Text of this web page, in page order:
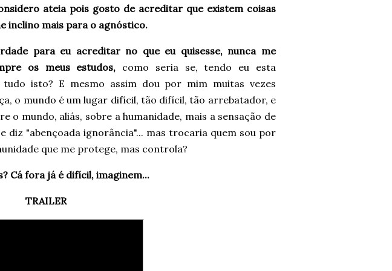
ateia pois gosto de acreditar que existem coisas
inclino mais para o agnóstico.
para eu acreditar no que eu quisesse, nunca me
os meus estudos, como seria se, tendo eu esta
tudo isto? E mesmo assim dou por mim muitas vezes
o mundo é um lugar difícil, tão difícil, tão arrebatador, e
o mundo, aliás, sobre a humanidade, mais a sensação de
diz "abençoada ignorância"... mas trocaria quem sou por
que me protege, mas controla?
Cá fora já é difícil, imaginem...
TRAILER